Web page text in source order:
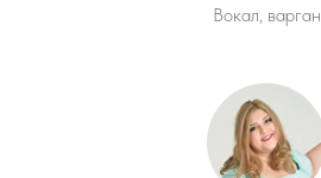
Вокал, варган